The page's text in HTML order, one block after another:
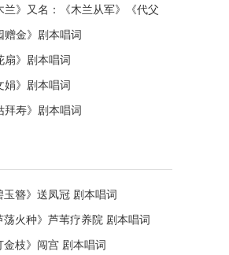
兰》又名：《木兰从军》《代父
词
赠金》剧本唱词
扇》剧本唱词
娟》剧本唱词
拜寿》剧本唱词
玉簪》送凤冠 剧本唱词
荡火种》芦苇疗养院 剧本唱词
金枝》闯宫 剧本唱词